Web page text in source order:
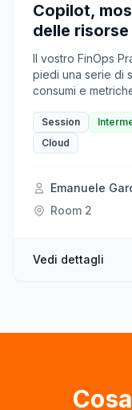
Copilot,
delle risorse
Il vostro FinOps
piedi una serie di
consumi e
costi del cloud.
dovete imparare
quei dati. Query
i dati a nostra
vedremo un uso
Azure MCP
FOCUS non ci
Session
Cloud
Emanuele
Room 2
Vedi dettagli